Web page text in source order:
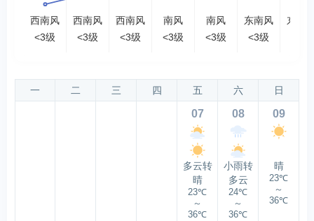
西南风
<3级
西南风
<3级
西南风
<3级
南风
<3级
南风
<3级
东南风
<3级
东北
一 二 三 四 五 六 日
07
多云转
晴
23℃
～
36℃
08
小雨转
多云
24℃
～
36℃
09
晴
23℃
～
36℃